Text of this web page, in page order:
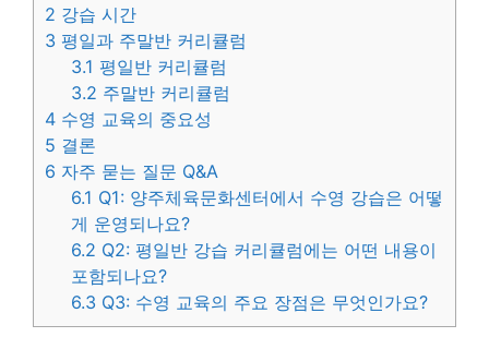
2 강습 시간
3 평일과 주말반 커리큘럼
3.1 평일반 커리큘럼
3.2 주말반 커리큘럼
4 수영 교육의 중요성
5 결론
6 자주 묻는 질문 Q&A
6.1 Q1: 양주체육문화센터에서 수영 강습은 어떻
게 운영되나요?
6.2 Q2: 평일반 강습 커리큘럼에는 어떤 내용이
포함되나요?
6.3 Q3: 수영 교육의 주요 장점은 무엇인가요?